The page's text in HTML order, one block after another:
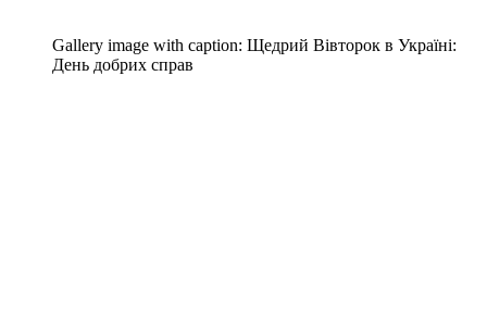
Gallery image with caption: Щедрий Вівторок в Україні:
День добрих справ